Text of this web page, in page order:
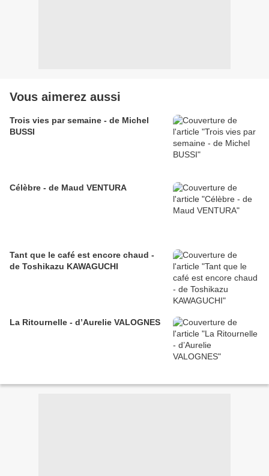
Vous aimerez aussi
Trois vies par semaine - de Michel
BUSSI
Célèbre - de Maud VENTURA
Tant que le café est encore chaud -
de Toshikazu KAWAGUCHI
La Ritournelle - d’Aurelie VALOGNES